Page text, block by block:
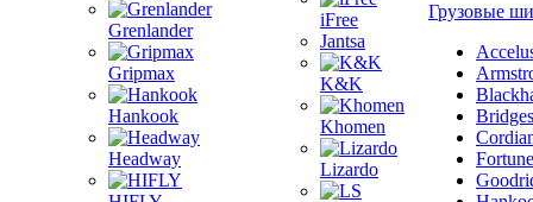
Grenlander
Gripmax
Hankook
Headway
iFree
Jantsa
K&K
Khomen
Lizardo
Грузовые
Fortune